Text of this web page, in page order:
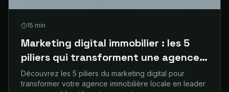
15 min
Marketing digital immobilier : les 5
piliers qui transforment une agence
locale en leader
Découvrez les 5 piliers du marketing digital pour
transformer votre agence immobilière locale en leader